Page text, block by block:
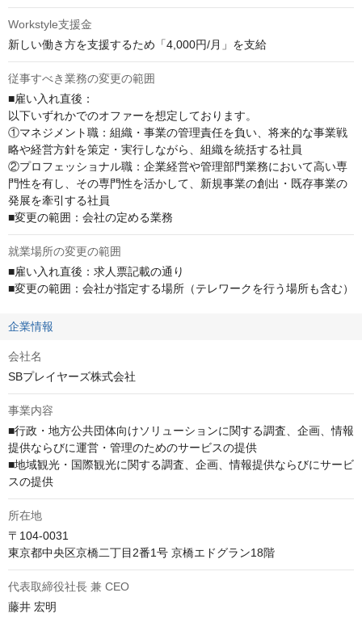
Workstyle支援金
新しい働き方を支援するため「4,000円/月」を支給
従事すべき業務の変更の範囲
■雇い入れ直後：
以下いずれかでのオファーを想定しております。
①マネジメント職：組織・事業の管理責任を負い、将来的な事業戦
略や経営方針を策定・実行しながら、組織を統括する社員
②プロフェッショナル職：企業経営や管理部門業務において高い専
門性を有し、その専門性を活かして、新規事業の創出・既存事業の
発展を牽引する社員
■変更の範囲：会社の定める業務
就業場所の変更の範囲
■雇い入れ直後：求人票記載の通り
■変更の範囲：会社が指定する場所（テレワークを行う場所も含む）
企業情報
会社名
SBプレイヤーズ株式会社
事業内容
■行政・地方公共団体向けソリューションに関する調査、企画、情報
提供ならびに運営・管理のためのサービスの提供
■地域観光・国際観光に関する調査、企画、情報提供ならびにサービ
スの提供
所在地
〒104-0031
東京都中央区京橋二丁目2番1号 京橋エドグラン18階
代表取締役社長 兼 CEO
藤井 宏明